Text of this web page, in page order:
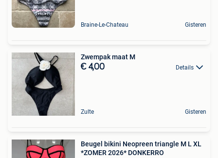
Braine-Le-Chateau Gisteren
Zwempak maat M
€ 4,00 Details
Zulte Gisteren
Beugel bikini Neopreen triangle M L XL
*ZOMER 2026* DONKERRO